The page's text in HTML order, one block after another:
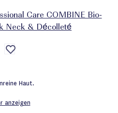
Care COMBINE Bio-
Neck & Décolleté
Auf
die
Haut.
anzeigen